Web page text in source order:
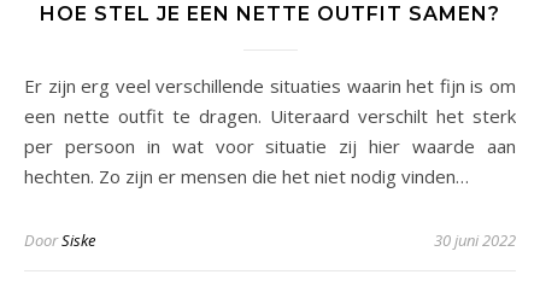
HOE STEL JE EEN NETTE OUTFIT SAMEN?
Er zijn erg veel verschillende situaties waarin het fijn is om
een nette outfit te dragen. Uiteraard verschilt het sterk
per persoon in wat voor situatie zij hier waarde aan
hechten. Zo zijn er mensen die het niet nodig vinden…
DoorSiske 30 juni 2022